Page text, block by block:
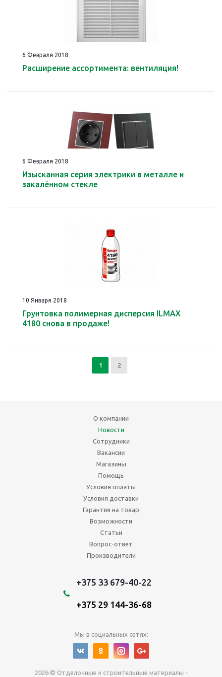
6 Февраля 2018
Расширение ассортимента: вентиляция!
6 Февраля 2018
Изысканная серия электрики в металле и
закалённом стекле
10 Января 2018
Грунтовка полимерная дисперсия ILMAX
4180 cнова в продаже!
1 2
О компании
Новости
Сотрудники
Вакансии
Магазины
Помощь
Условия оплаты
Условия доставки
Гарантия на товар
Возможности
Статьи
Вопрос-ответ
Производители
+375 33 679-40-22
+375 29 144-36-68
Мы в социальных сетях:
2026 © Отделочные и строительные материалы -